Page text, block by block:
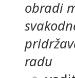
obradi
radu